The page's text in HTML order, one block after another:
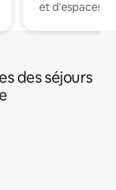
et d'espaces
des séjours